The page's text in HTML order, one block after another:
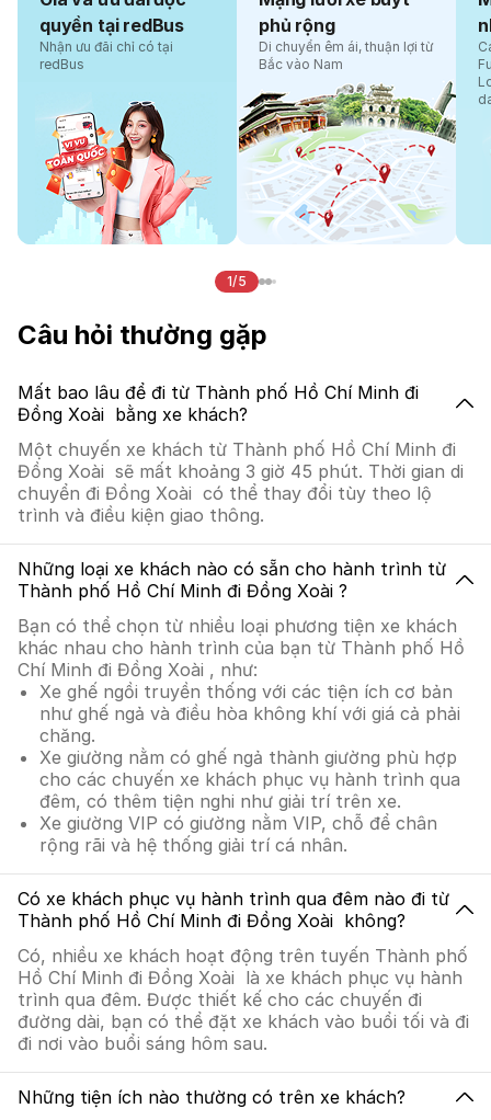
quyền tại redBus
Nhận ưu đãi chỉ có tại
redBus
phủ rộng
Di chuyển êm ái, thuận lợi từ
Bắc vào Nam
1/5
Câu hỏi thường gặp
Mất bao lâu để đi từ Thành phố Hồ Chí Minh đi
Đồng Xoài bằng xe khách?
Một chuyến xe khách từ Thành phố Hồ Chí Minh đi
Đồng Xoài sẽ mất khoảng 3 giờ 45 phút. Thời gian di
chuyển đi Đồng Xoài có thể thay đổi tùy theo lộ
trình và điều kiện giao thông.
Những loại xe khách nào có sẵn cho hành trình từ
Thành phố Hồ Chí Minh đi Đồng Xoài ?
Bạn có thể chọn từ nhiều loại phương tiện xe khách
khác nhau cho hành trình của bạn từ Thành phố Hồ
Chí Minh đi Đồng Xoài , như:
Xe ghế ngồi truyền thống với các tiện ích cơ bản
như ghế ngả và điều hòa không khí với giá cả phải
chăng.
Xe giường nằm có ghế ngả thành giường phù hợp
cho các chuyến xe khách phục vụ hành trình qua
đêm, có thêm tiện nghi như giải trí trên xe.
Xe giường VIP có giường nằm VIP, chỗ để chân
rộng rãi và hệ thống giải trí cá nhân.
Có xe khách phục vụ hành trình qua đêm nào đi từ
Thành phố Hồ Chí Minh đi Đồng Xoài không?
Có, nhiều xe khách hoạt động trên tuyến Thành phố
Hồ Chí Minh đi Đồng Xoài là xe khách phục vụ hành
trình qua đêm. Được thiết kế cho các chuyến đi
đường dài, bạn có thể đặt xe khách vào buổi tối và đi
đi nơi vào buổi sáng hôm sau.
Những tiện ích nào thường có trên xe khách?